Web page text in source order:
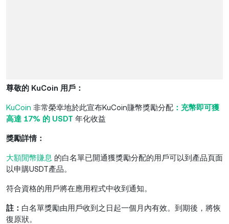
尊敬的 KuCoin 用戶：
KuCoin 非常榮幸地於此宣布KuCoin賺幣獎勵分配 ：充幣即可獲
高達 17% 的 USDT 年化收益
獎勵詳情：
大額閒幣賺息 的白名單已開通獲獎勵分配的用戶可以到產品頁面
以申購USDT產品。
符合資格的用戶將在應用程式中收到通知。
註： 白名單獎勵由用戶收到之日起一個月內有效。到期後，將恢
復原狀。